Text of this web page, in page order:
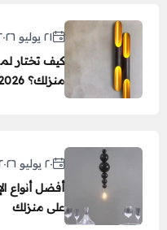
٢١ يوليو ٢٠٢٦
كيف تختار
منزلك؟ 2026
٢٠ يوليو ٢٠٢٦
أفضل أنواع
على منزلك